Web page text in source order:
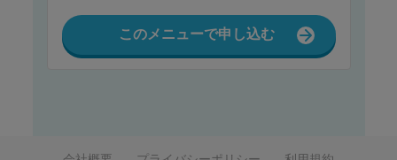
このメニューで申し込む